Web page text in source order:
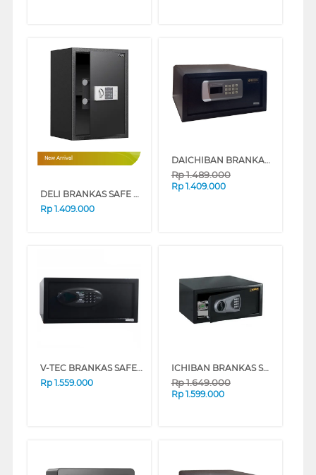
New Arrival
DELI BRANKAS SAFE BOX DELI_ET525
Rp 1.409.000
DAICHIBAN BRANKAS SAFE BOX DHS-21
Rp1.489.000
Rp 1.409.000
V-TEC BRANKAS SAFE BOX VT-SDB_H20CF
Rp 1.559.000
ICHIBAN BRANKAS SHANGHAI MULTI PURPOSE SAFE BOX EX-303
Rp1.649.000
Rp 1.599.000